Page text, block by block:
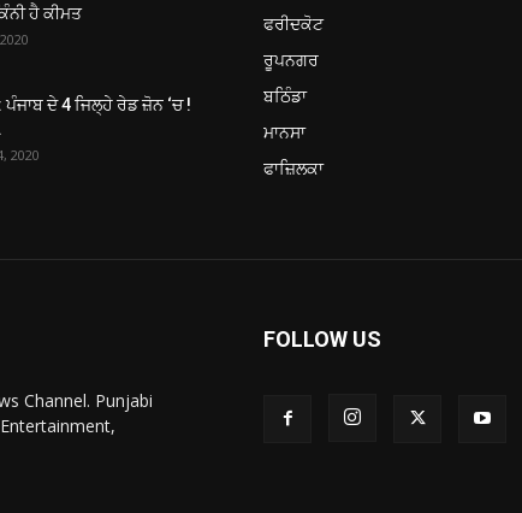
ਹੈ ਕੀਮਤ
ਪੰਜਾਬ ਦੇ 4 ਜਿਲ੍ਹੇ ਰੇਡ ਜ਼ੋਨ ‘ਚ !
2020
ਫਰੀਦਕੋਟ
ਰੂਪਨਗਰ
ਬਠਿੰਡਾ
ਮਾਨਸਾ
ਫਾਜ਼ਿਲਕਾ
Channel. Punjabi
FOLLOW US